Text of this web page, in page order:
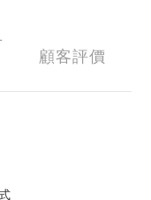
顧客評價